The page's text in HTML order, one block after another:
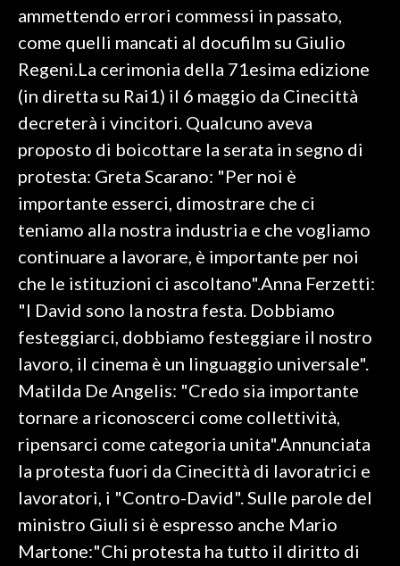
INFO AZIENDE
ABBONATI
ANNUNCI
NECROLOGI
SPIAGGE
STORE
ammettendo errori commessi in passato,
come quelli mancati al docufilm su Giulio
Regeni.La cerimonia della 71esima edizione
(in diretta su Rai1) il 6 maggio da Cinecittà
decreterà i vincitori. Qualcuno aveva
proposto di boicottare la serata in segno di
protesta: Greta Scarano: "Per noi è
importante esserci, dimostrare che ci
teniamo alla nostra industria e che vogliamo
continuare a lavorare, è importante per noi
che le istituzioni ci ascoltano".Anna Ferzetti:
"I David sono la nostra festa. Dobbiamo
festeggiarci, dobbiamo festeggiare il nostro
lavoro, il cinema è un linguaggio universale".
Matilda De Angelis: "Credo sia importante
tornare a riconoscerci come collettività,
ripensarci come categoria unita".Annunciata
la protesta fuori da Cinecittà di lavoratrici e
lavoratori, i "Contro-David". Sulle parole del
ministro Giuli si è espresso anche Mario
Martone:"Chi protesta ha tutto il diritto di